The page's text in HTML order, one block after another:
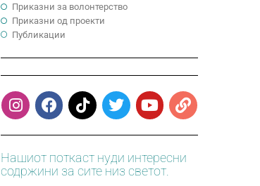
Приказни за волонтерство
Приказни од проекти
Публикации
Нашиот поткаст нуди интересни
содржини за сите низ светот.